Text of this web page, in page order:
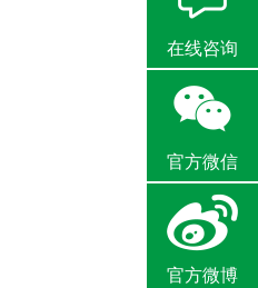
在线咨询
官方微信
官方微博